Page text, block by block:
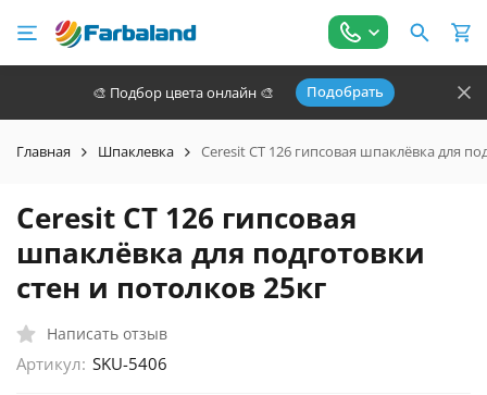
🎨 Подбор цвета онлайн 🎨 Подобрать
Главная Шпаклевка Ceresit CT 126 гипсовая шпаклёвка для
Ceresit CT 126 гипсовая
шпаклёвка для подготовки
стен и потолков 25кг
Написать отзыв
Артикул: SKU-5406